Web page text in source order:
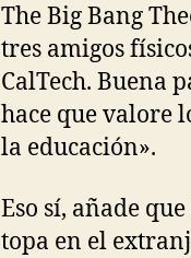
The Big Bang
tres amigos
CalTech. Buena
hace que valore
la educación».
Eso sí, añade
topa en el